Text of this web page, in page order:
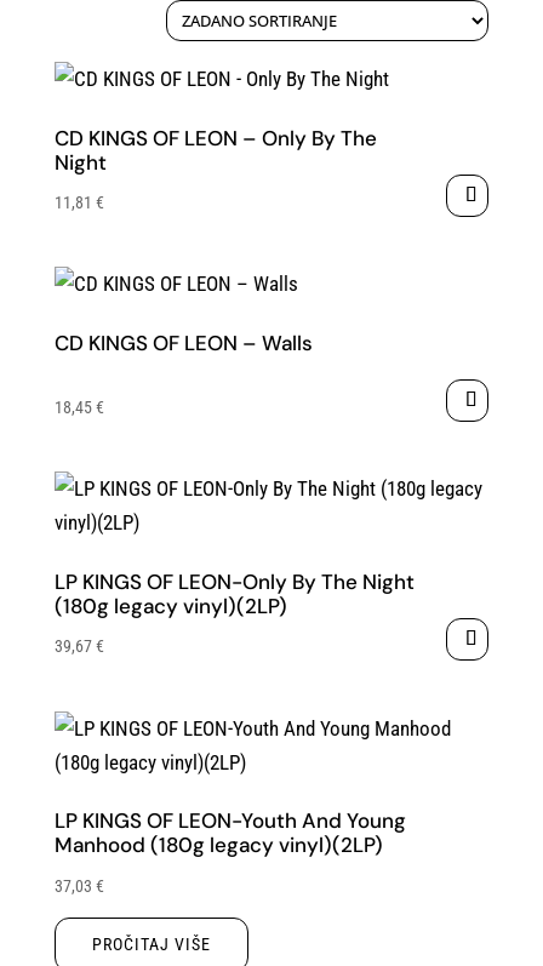
CD KINGS OF LEON – Only By The
Night
11,81 €
CD KINGS OF LEON – Walls
18,45€
LP KINGS OF LEON-Only By The Night
(180g legacy vinyl)(2LP)
39,67€
LP KINGS OF LEON-Youth And Young
Manhood (180g legacy vinyl)(2LP)
37,03 €
PROČITAJ VIŠE